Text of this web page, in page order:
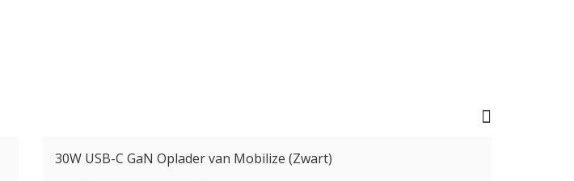
30W USB-C GaN Oplader van Mobilize (Zwart)